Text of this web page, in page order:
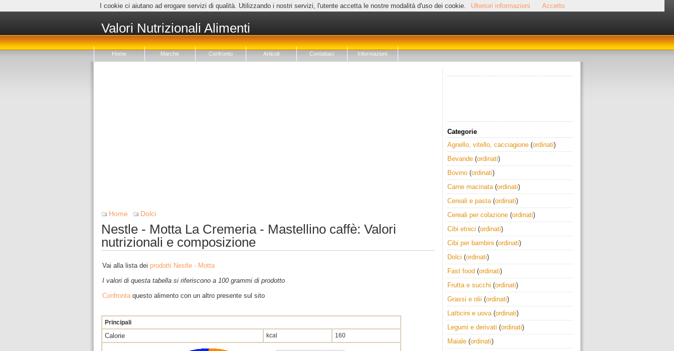
I cookie ci aiutano ad erogare servizi di qualità. Utilizzando i nostri servizi, l'utente accetta le nostre modalità d'uso dei cookie. Ulteriori informazioni Accetto
Valori Nutrizionali Alimenti
Home Marche Confronto Articoli Contattaci Informazioni
Home Dolci
Nestle - Motta La Cremeria - Mastellino caffè: Valori
nutrizionali e composizione
Vai alla lista dei prodotti Nestle - Motta
I valori di questa tabella si riferiscono a 100 grammi di prodotto
Confrontaquesto alimento con un altro presente sul sito
Principali
Calorie kcal 160
Categorie
Agnello, vitello, cacciagione (ordinati)
Bevande (ordinati)
Bovino (ordinati)
Carne macinata(ordinati)
Cereali e pasta(ordinati)
Cereali per colazione (ordinati)
Cibi etnici (ordinati)
Cibi per bambini (ordinati)
Dolci (ordinati)
Fast food (ordinati)
Frutta e succhi (ordinati)
Grassi e olii (ordinati)
Latticini e uova(ordinati)
Legumi e derivati (ordinati)
Maiale (ordinati)